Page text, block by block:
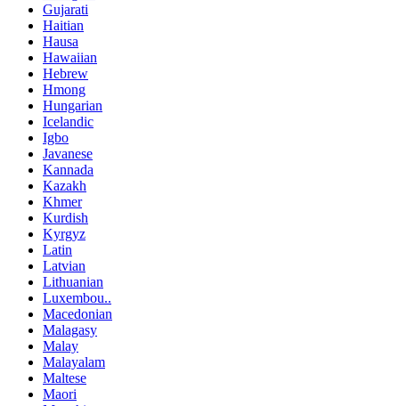
Gujarati
Haitian
Hausa
Hawaiian
Hebrew
Hmong
Hungarian
Icelandic
Igbo
Javanese
Kannada
Kazakh
Khmer
Kurdish
Kyrgyz
Latin
Latvian
Lithuanian
Luxembou..
Macedonian
Malagasy
Malay
Malayalam
Maltese
Maori